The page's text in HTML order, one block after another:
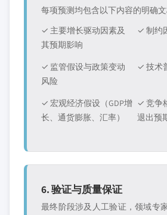
每项预测均包含以下内容的明确文
✓ 主要增长驱动因素及
其预期影响
✓ 制约
✓ 监管假设与政策变动
风险
✓ 技术
✓ 宏观经济假设（GDP增
长、通货膨胀、汇率）
✓ 竞争
退出预
6. 验证与质量保证
最终阶段涉及人工验证，领域专